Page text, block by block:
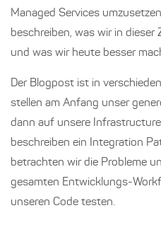
Managed Services
beschreiben, was wir in dieser
und was wir heute besser
Der Blogpost ist in
stellen am Anfang unser
dann auf unsere
beschreiben ein Integration
betrachten wir die Probleme
gesamten Entwicklungs-
unseren Code testen.